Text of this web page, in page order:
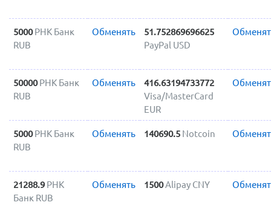
5000 РНК Банк
RUB
Обменять
51.752869696625
PayPal USD
50000 РНК Банк
RUB
Обменять
416.63194733772
Visa/MasterCard
EUR
5000 РНК Банк
RUB
Обменять 140690.5 Notcoin
21288.9 РНК
Банк RUB
Обменять 1500Alipay CNY